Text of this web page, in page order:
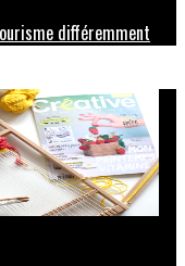
différemment